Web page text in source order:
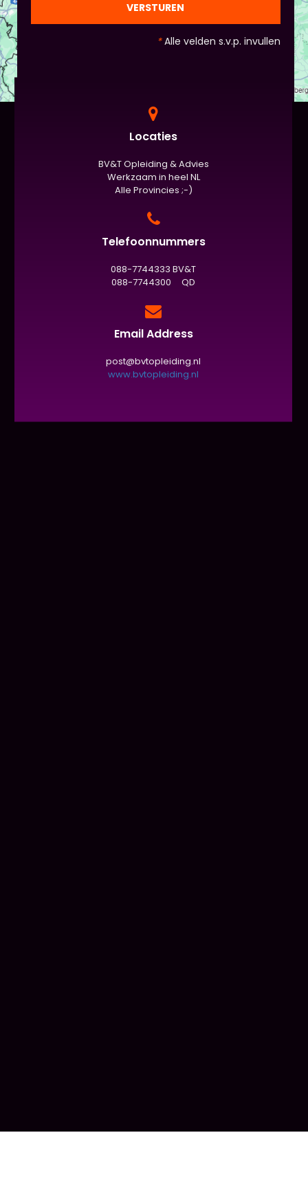
VERSTUREN
*Alle velden s.v.p. invullen
Locaties
BV&T Opleiding & Advies
Werkzaam in heel NL
Alle Provincies ;-)
Telefoonnummers
088-7744333 BV&T
088-7744300 QD
Email Address
post@bvtopleiding.nl
www.bvtopleiding.nl